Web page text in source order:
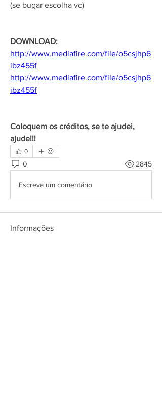
(se bugar escolha vc)
DOWNLOAD:
http://www.mediafire.com/file/o5csjhp6
ibz455f
http://www.mediafire.com/file/o5csjhp6
ibz455f
Coloquem os créditos, se te ajudei,
ajude!!!
0
0 2845
Escreva um comentário
Informações